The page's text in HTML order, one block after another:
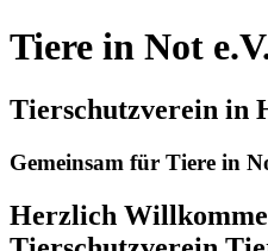
Tiere in Not
Tierschutzverein in
Gemeinsam für Tiere in
Herzlich